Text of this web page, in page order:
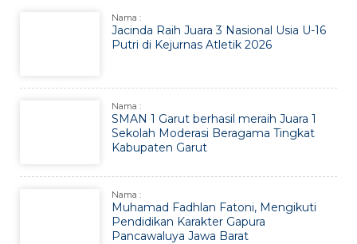
Nama :
Jacinda Raih Juara 3 Nasional Usia U-16
Putri di Kejurnas Atletik 2026
Nama :
SMAN 1 Garut berhasil meraih Juara 1
Sekolah Moderasi Beragama Tingkat
Kabupaten Garut
Nama :
Muhamad Fadhlan Fatoni, Mengikuti
Pendidikan Karakter Gapura
Pancawaluya Jawa Barat